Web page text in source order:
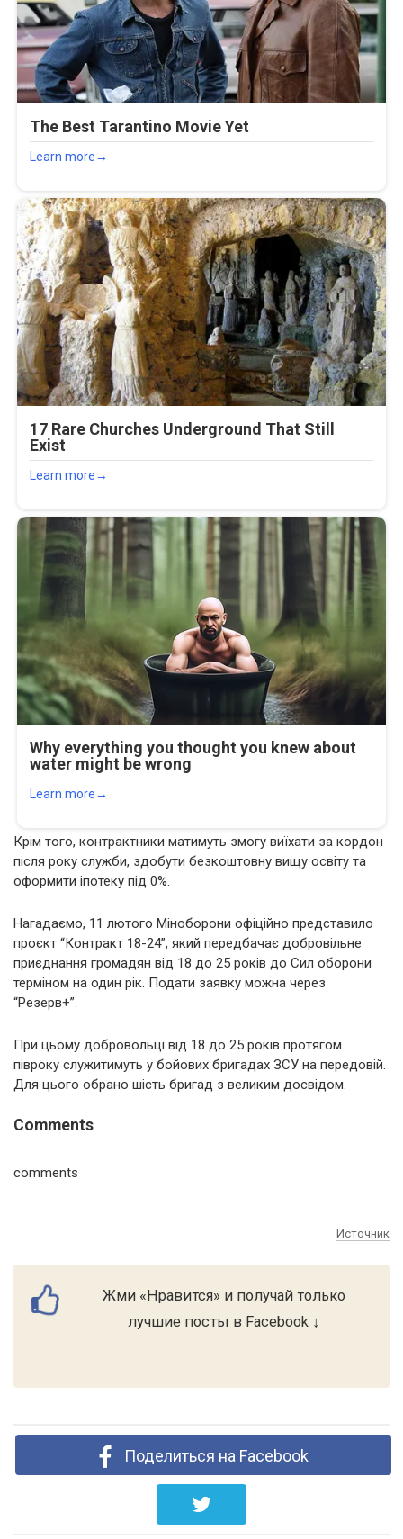
Крім того, контрактники матимуть змогу виїхати за кордон
після року служби, здобути безкоштовну вищу освіту та
оформити іпотеку під 0%.
Нагадаємо, 11 лютого Міноборони офіційно представило
проєкт “Контракт 18-24”, який передбачає добровільне
приєднання громадян від 18 до 25 років до Сил оборони
терміном на один рік. Подати заявку можна через
“Резерв+”.
При цьому добровольці від 18 до 25 років протягом
півроку служитимуть у бойових бригадах ЗСУ на передовій.
Для цього обрано шість бригад з великим досвідом.
Comments
comments
Источник
Жми «Нравится» и получай только
лучшие посты в Facebook ↓
Поделиться на Facebook